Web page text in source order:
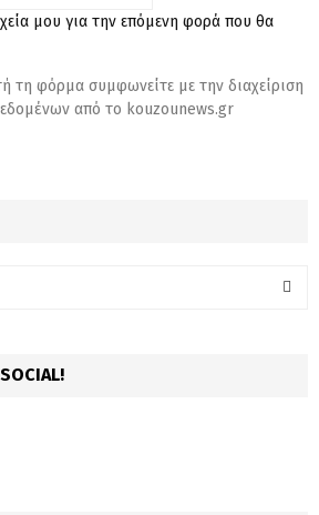
μου για την επόμενη φορά που θα
τη φόρμα συμφωνείτε με την διαχείριση
από το kouzounews.gr